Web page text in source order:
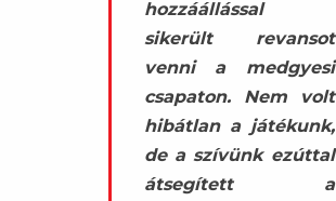
hozzáállással
sikerült revansot
venni a medgyesi
csapaton. Nem volt
hibátlan a játékunk,
de a szívünk ezúttal
átsegített a